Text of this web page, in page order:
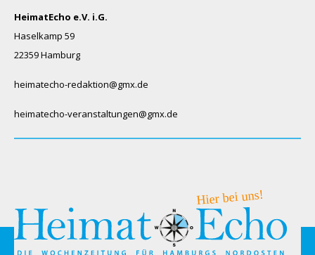
HeimatEcho e.V. i.G.
Haselkamp 59
22359 Hamburg
heimatecho-redaktion@gmx.de
heimatecho-veranstaltungen@gmx.de